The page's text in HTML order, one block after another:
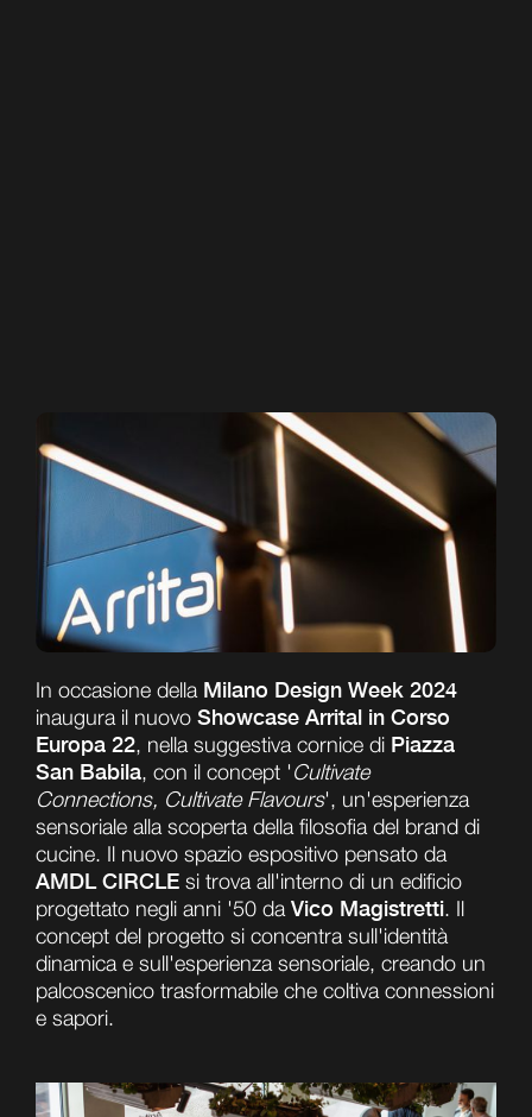
In occasione della Milano Design Week 2024
inaugura il nuovo Showcase Arrital in Corso
Europa 22, nella suggestiva cornice di Piazza
San Babila, con il concept 'Cultivate
Connections, Cultivate Flavours', un'esperienza
sensoriale alla scoperta della filosofia del brand di
cucine. Il nuovo spazio espositivo pensato da
AMDL CIRCLE si trova all'interno di un edificio
progettato negli anni '50 da Vico Magistretti. Il
concept del progetto si concentra sull'identità
dinamica e sull'esperienza sensoriale, creando un
palcoscenico trasformabile che coltiva connessioni
e sapori.